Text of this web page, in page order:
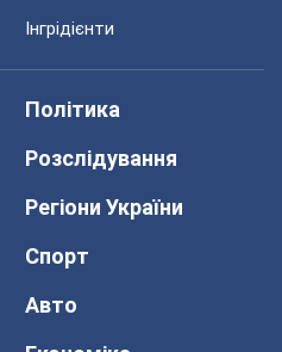
Інгрідієнти
Політика
Розслідування
Регіони України
Спорт
Авто